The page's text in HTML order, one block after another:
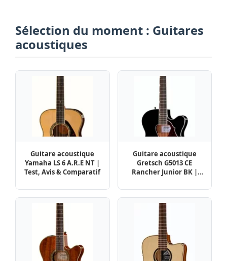
Sélection du moment : Guitares
acoustiques
Guitare acoustique
Yamaha LS 6 A.R.E NT |
Test, Avis & Comparatif
Guitare acoustique
Gretsch G5013 CE
Rancher Junior BK |